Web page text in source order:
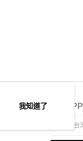
官方APP
我知道了